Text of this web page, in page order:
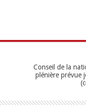
Conseil de la
plénière prévue